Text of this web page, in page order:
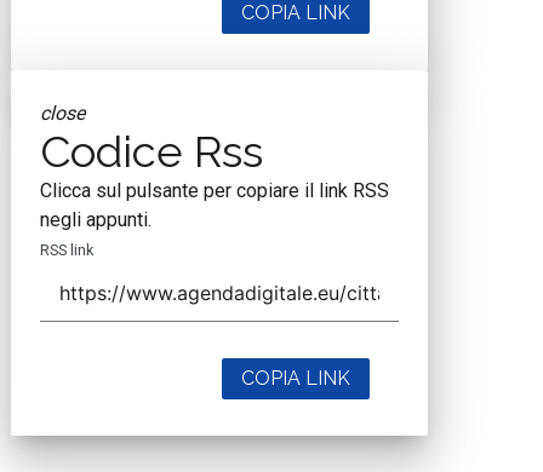
COPIA LINK
close
Codice Rss
Clicca sul pulsante per copiare il link RSS
negli appunti.
RSS link
COPIA LINK